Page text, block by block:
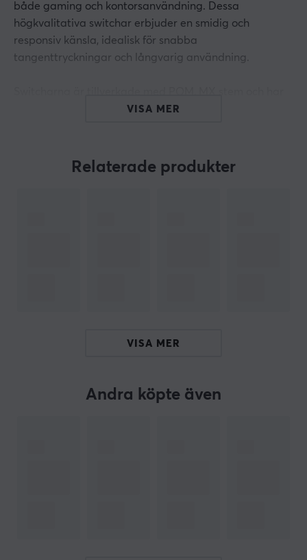
både gaming och kontorsanvändning. Dessa
högkvalitativa switchar erbjuder en smidig och
responsiv känsla, idealisk för snabba
tangenttryckningar och långvarig användning.
ett transparent PC-hölje som ger en stilren look
PA66, och fjädrarna är tillverkade av fjäderstål för
Tillv. artikelnummer: G186
VISA MER
Relaterade produkter
VISA MER
Andra köpte även